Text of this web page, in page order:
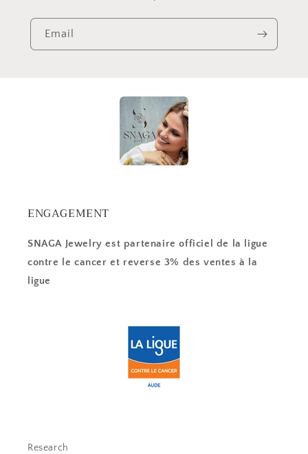
Email
ENGAGEMENT
SNAGA Jewelry est partenaire officiel de la ligue
contre le cancer et reverse 3% des ventes à la
ligue
Research